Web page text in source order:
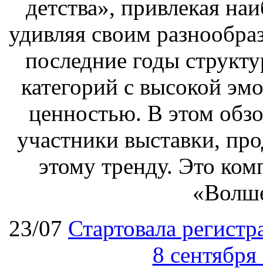
детства», привлекая
удивляя своим
последние годы
категорий с высокой
ценностью. В этом
участники выставки,
этому тренду. Это
23/07 Стартовала
8